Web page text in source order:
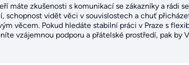
máte zkušenosti s komunikací se zákazníky a rádi
schopnost vidět věci v souvislostech a chuť
věcem. Pokud hledáte stabilní práci v Praze s
vzájemnou podporu a přátelské prostředí, pak by